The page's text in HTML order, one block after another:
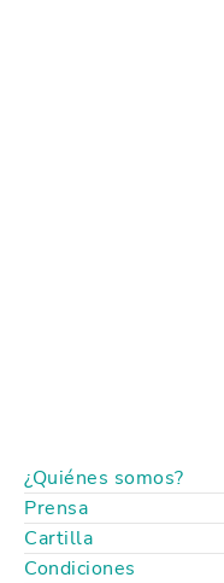
¿Quiénes somos?
Prensa
Cartilla
Condiciones